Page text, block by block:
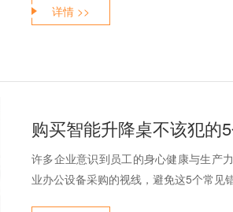
详情 >>
购买智能升降桌不该犯的
许多企业意识到员工的身心健康与生产
业办公设备采购的视线，避免这5个常见